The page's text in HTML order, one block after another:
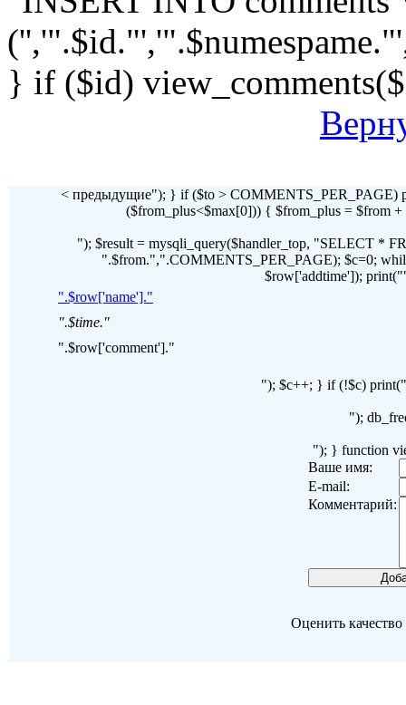
} if ($id)
< предыдущие"); } if ($to > COMMENTS_PER_PAGE)
($from_plus<$max[0])) { $from_plus = $from
"); $result = mysqli_query($handler_top, "SELECT *
".$from.",".COMMENTS_PER_PAGE); $c=0;
$row['addtime']);
".$row['name']."
".$time."
".$row['comment']."
"); $c++; } if (!$c)
");
"); } function
Ваше имя:
E-mail:
Комментарий:
Оценить